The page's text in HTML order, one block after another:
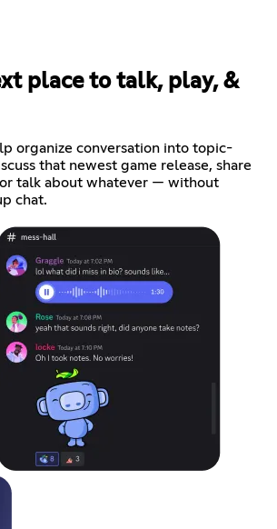
place to talk, play, &
organize conversation into topic-
that newest game release, share
talk about whatever — without
chat.